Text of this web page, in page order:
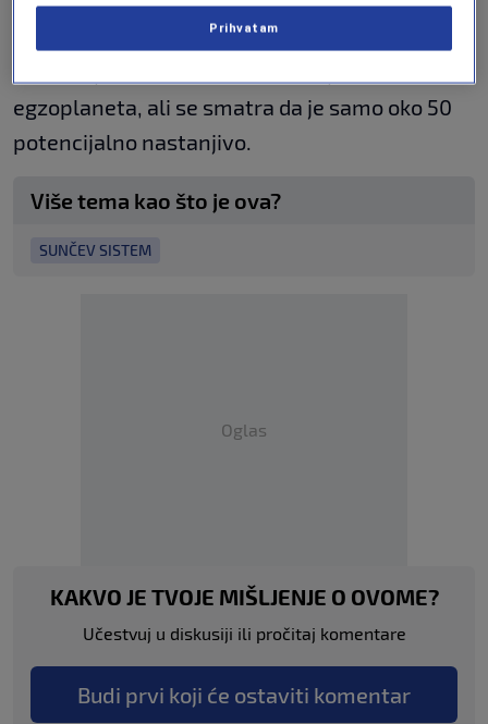
egzoplaneta, ali se smatra da je samo oko 50
potencijalno nastanjivo.
Više tema kao što je ova?
SUNČEV SISTEM
Oglas
KAKVO JE TVOJE MIŠLJENJE O OVOME?
Učestvuj u diskusiji ili pročitaj komentare
Budi prvi koji će ostaviti komentar
Prihvatam